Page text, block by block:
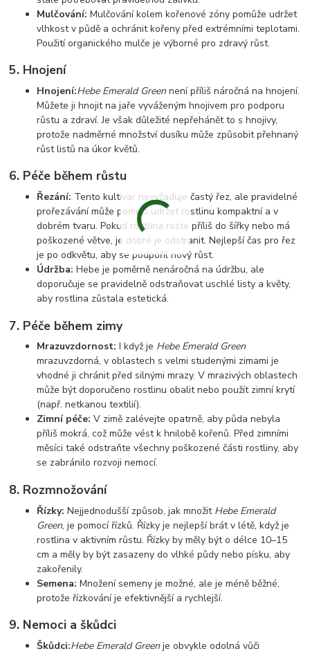
Mulčování: Mulčování kolem kořenové zóny pomůže udržet
vlhkost v půdě a ochránit kořeny před extrémními teplotami.
Použití organického mulče je výborné pro zdravý růst.
5. Hnojení
Hnojení:Hebe Emerald Green není příliš náročná na hnojení.
Můžete ji hnojit na jaře vyváženým hnojivem pro podporu
růstu a zdraví. Je však důležité nepřehánět to s hnojivy,
protože nadměrné množství dusíku může způsobit přehnaný
růst listů na úkor květů.
6. Péče během růstu
Řezání: Tento kultivar nevyžaduje častý řez, ale pravidelné
prořezávání může pomoci udržet rostlinu kompaktní a v
dobrém tvaru. Pokud rostlina roste příliš do šířky nebo má
poškozené větve, je dobré je odstranit. Nejlepší čas pro řez
je po odkvětu, aby se podpořil nový růst.
Údržba: Hebe je poměrně nenáročná na údržbu, ale
doporučuje se pravidelně odstraňovat uschlé listy a květy,
aby rostlina zůstala estetická.
7. Péče během zimy
Mrazuvzdornost: I když je Hebe Emerald Green
mrazuvzdorná, v oblastech s velmi studenými zimami je
vhodné ji chránit před silnými mrazy. V mrazivých oblastech
může být doporučeno rostlinu obalit nebo použít zimní krytí
(např. netkanou textilií).
Zimní péče: V zimě zalévejte opatrně, aby půda nebyla
příliš mokrá, což může vést k hnilobě kořenů. Před zimními
měsíci také odstraňte všechny poškozené části rostliny, aby
se zabránilo rozvoji nemocí.
8. Rozmnožování
Řízky: Nejjednodušší způsob, jak množit Hebe Emerald
Green, je pomocí řízků. Řízky je nejlepší brát v létě, když je
rostlina v aktivním růstu. Řízky by měly být o délce 10–15
cm a měly by být zasazeny do vlhké půdy nebo písku, aby
zakořenily.
Semena: Množení semeny je možné, ale je méně běžné,
protože řízkování je efektivnější a rychlejší.
9. Nemoci a škůdci
Škůdci:Hebe Emerald Green je obvykle odolná vůči